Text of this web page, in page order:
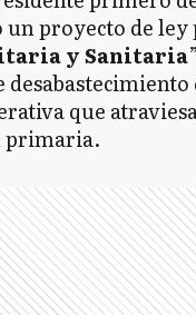
un proyecto de ley
y Sanitaria
que
primaria.